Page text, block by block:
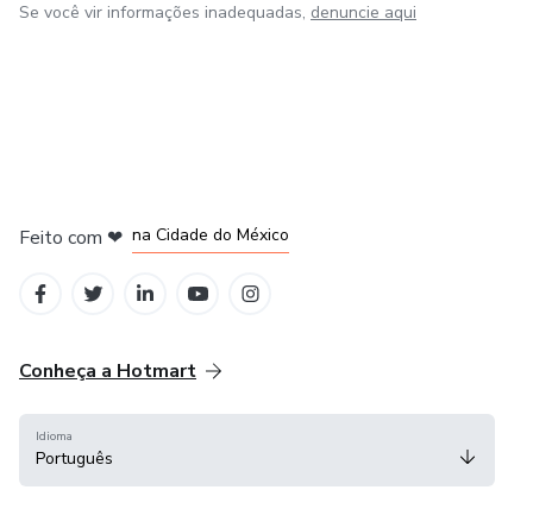
Se você vir informações inadequadas, denuncie aqui
Feito com ❤ na Cidade do México
Conheça a Hotmart
Idioma
Português